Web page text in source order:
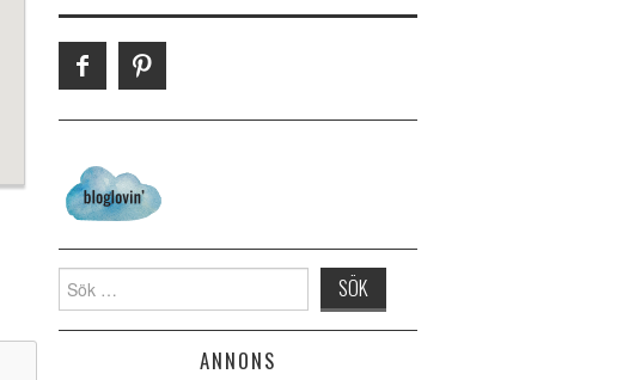
Search for:
ANNONS